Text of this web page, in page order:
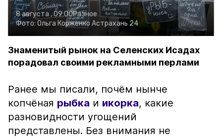
8 августа , 09:00Разное
Фото: Ольга Корженко Астрахань 24
Знаменитый рынок на Селенских Исадах
порадовал своими рекламными перлами
Ранее мы писали, почём нынче
копчёная рыбка и икорка, какие
разновидности угощений
представлены. Без внимания не